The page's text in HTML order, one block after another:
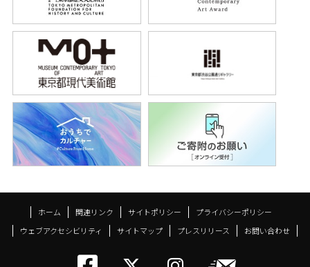
ホーム 関連リンク サイトポリシー
プライバシーポリシー
ウェブアクセシビリティ
サイトマップ プレスリリース お問い合わせ